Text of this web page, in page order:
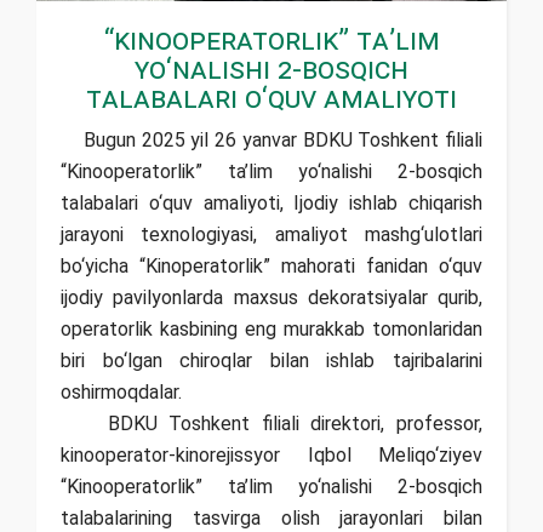
“Kinooperatorlik” ta’lim
yo‘nalishi 2-bosqich
talabalari o‘quv amaliyoti
Bugun 2025 yil 26 yanvar BDKU Toshkent filiali
“Kinooperatorlik” ta’lim yo‘nalishi 2-bosqich
talabalari o‘quv amaliyoti, Ijodiy ishlab chiqarish
jarayoni texnologiyasi, amaliyot mashg‘ulotlari
bo‘yicha “Kinoperatorlik” mahorati fanidan o‘quv
ijodiy pavilyonlarda maxsus dekoratsiyalar qurib,
operatorlik kasbining eng murakkab tomonlaridan
biri bo‘lgan chiroqlar bilan ishlab tajribalarini
oshirmoqdalar.
BDKU Toshkent filiali direktori, professor,
kinooperator-kinorejissyor Iqbol Meliqo‘ziyev
“Kinooperatorlik” ta’lim yo‘nalishi 2-bosqich
talabalarining tasvirga olish jarayonlari bilan